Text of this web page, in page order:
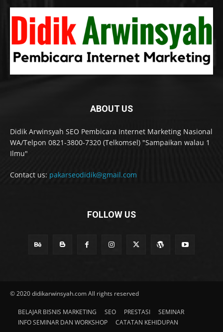
ABOUT US
Didik Arwinsyah SEO Pembicara Internet Marketing Nasional
WA/Telpon 0821-3800-7320 (Telkomsel) "Sampaikan walau 1
Ilmu"
Contact us: pakarseodidik@gmail.com
FOLLOW US
© 2020 didikarwinsyah.com All rights reserved
BELAJAR BISNIS MARKETING SEO PRESTASI
SEMINAR
INFO SEMINAR DAN WORKSHOP
CATATAN KEHIDUPAN